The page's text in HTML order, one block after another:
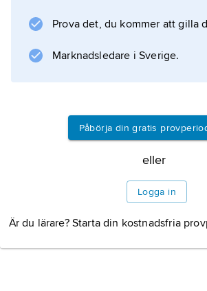
Information om artikeln
Prova det, du kommer att gilla
Marknadsledare i Sverige.
Påbörja din gratis
eller
Logga in
Är du lärare? Starta din kostnadsfria